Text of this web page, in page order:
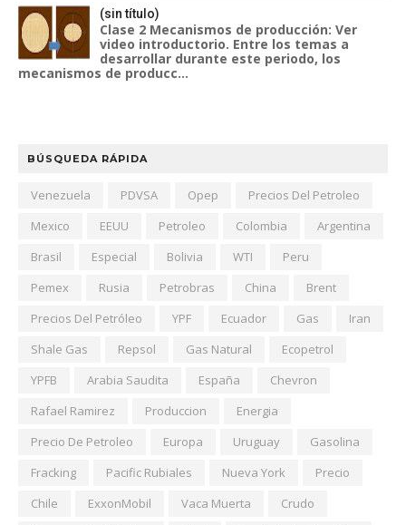
(sin título)
Clase 2 Mecanismos de producción: Ver
video introductorio. Entre los temas a
desarrollar durante este periodo, los
mecanismos de producc...
BÚSQUEDA RÁPIDA
Venezuela PDVSA Opep
Precios Del Petroleo
Mexico
EEUU Petroleo Colombia
Argentina
Brasil
Especial Bolivia WTI
Peru
Pemex
Rusia Petrobras China
Brent
Precios Del Petróleo
YPF Ecuador Gas
Iran
Shale Gas
Repsol Gas Natural
Ecopetrol
YPFB
Arabia Saudita España
Chevron
Rafael Ramirez
Produccion
Energia
Precio De Petroleo
Europa Uruguay
Gasolina
Fracking
Pacific Rubiales Nueva York
Precio
Chile
ExxonMobil Vaca Muerta
Crudo